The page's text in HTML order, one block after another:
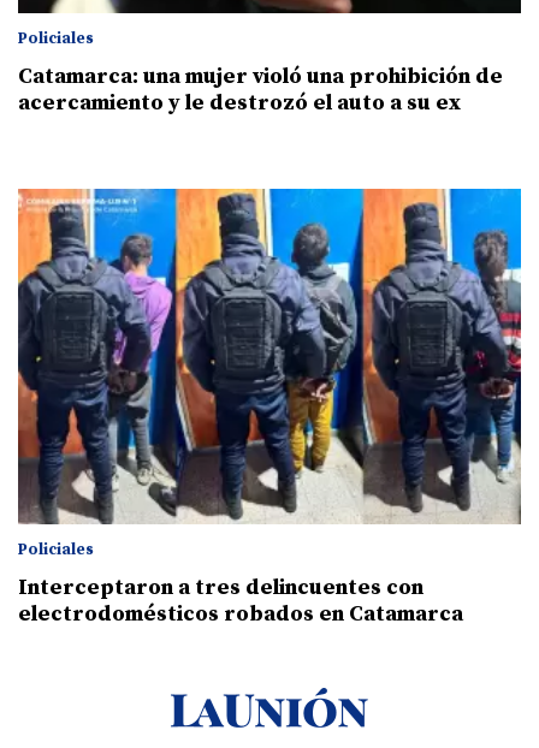
Policiales
Catamarca: una mujer violó una prohibición de
acercamiento y le destrozó el auto a su ex
Policiales
Interceptaron a tres delincuentes con
electrodomésticos robados en Catamarca